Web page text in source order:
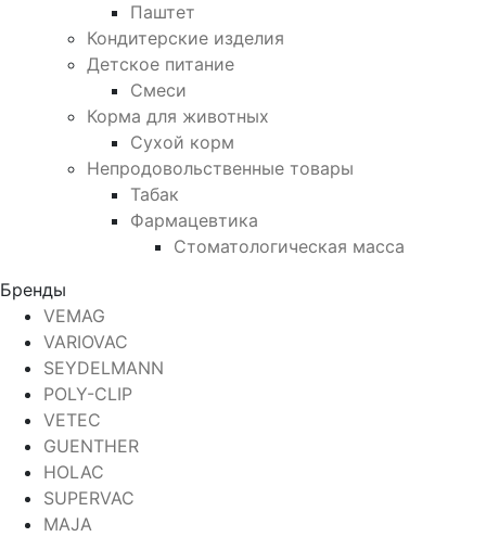
Паштет
Кондитерские изделия
Детское питание
Смеси
Корма для животных
Сухой корм
Непродовольственные товары
Табак
Фармацевтика
Стоматологическая масса
Бренды
VEMAG
VARIOVAC
SEYDELMANN
POLY-CLIP
VETEC
GUENTHER
HOLAC
SUPERVAC
MAJA